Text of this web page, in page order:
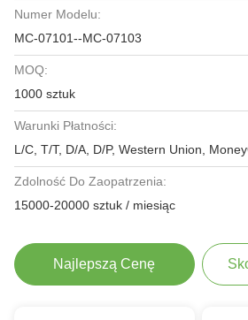
Numer Modelu:
MC-07101--MC-07103
MOQ:
1000 sztuk
Warunki Płatności:
L/C, T/T, D/A, D/P, Western Union,
Zdolność Do Zaopatrzenia:
15000-20000 sztuk / miesiąc
Najlepszą Cenę